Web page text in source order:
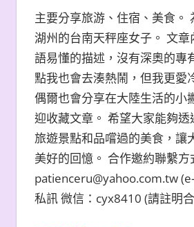
主要分享旅游、住宿、美食。
湖州的台南天秤座女子。 文章
語易懂的描述，沒有深奧的專
點我也會去湊熱鬧，但我更愛
偶爾也會分享在大陸生活的小
迎收藏文章。 希望大家能夠
旅遊景點和品嚐過的美食，讓
美好的回憶。 合作邀約聯繫方
patienceru@yahoo.com.tw
私訊 微信：cyx8410 (請註明